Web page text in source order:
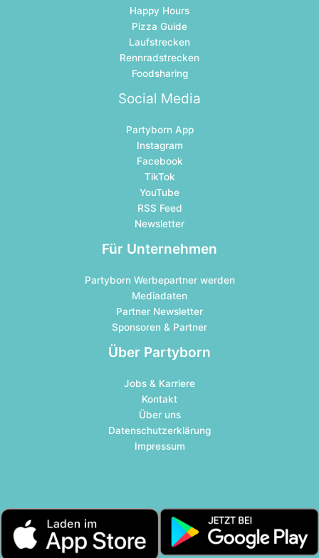
Happy Hours
Pizza Guide
Laufstrecken
Rennradstrecken
Foodsharing
Social Media
Partyborn App
Instagram
Facebook
TikTok
YouTube
RSS Feed
Newsletter
Für Unternehmen
Partyborn Werbepartner werden
Mediadaten
Partner Newsletter
Sponsoren & Partner
Über Partyborn
Jobs & Karriere
Kontakt
Über uns
Datenschutzerklärung
Impressum